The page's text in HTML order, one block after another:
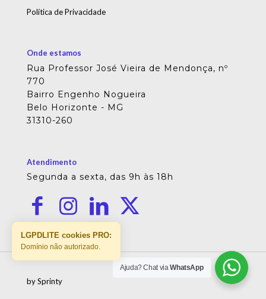
Política de Privacidade
Onde estamos
Rua Professor José Vieira de Mendonça, nº
770
Bairro Engenho Nogueira
Belo Horizonte - MG
31310-260
Atendimento
Segunda a sexta, das 9h às 18h
by Sprinty
Ajuda? Chat viaWhatsApp
LGPDLITE cookies PRO:
Domínio não autorizado.